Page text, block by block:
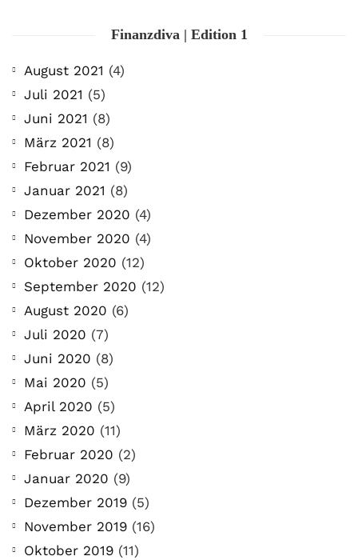
Finanzdiva | Edition 1
August 2021 (4)
Juli 2021 (5)
Juni 2021 (8)
März 2021 (8)
Februar 2021 (9)
Januar 2021 (8)
Dezember 2020 (4)
November 2020 (4)
Oktober 2020 (12)
September 2020 (12)
August 2020 (6)
Juli 2020 (7)
Juni 2020 (8)
Mai 2020 (5)
April 2020 (5)
März 2020 (11)
Februar 2020 (2)
Januar 2020 (9)
Dezember 2019 (5)
November 2019 (16)
Oktober 2019 (11)